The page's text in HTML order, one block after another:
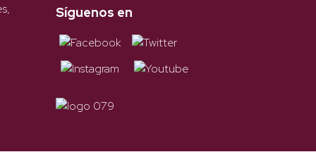
Síguenos en